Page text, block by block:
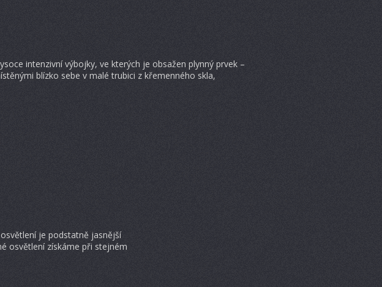
intenzivní výbojky, ve kterých je obsažen plynný prvek –
blízko sebe v malé trubici z křemenného skla,
je podstatně jasnější
osvětlení získáme při stejném